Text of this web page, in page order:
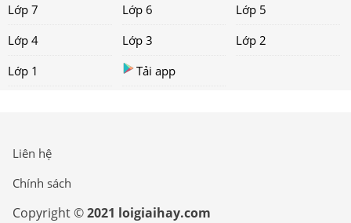
Lớp 7
Lớp 6
Lớp 5
Lớp 4
Lớp 3
Lớp 2
Lớp 1
Tải app
Liên hệ
Chính sách
Copyright ©2021 loigiaihay.com